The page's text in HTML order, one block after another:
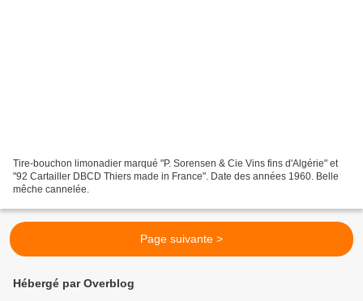
Tire-bouchon limonadier marqué "P. Sorensen & Cie Vins fins d'Algérie" et
"92 Cartailler DBCD Thiers made in France". Date des années 1960. Belle
mêche cannelée.
Page suivante >
Hébergé par Overblog